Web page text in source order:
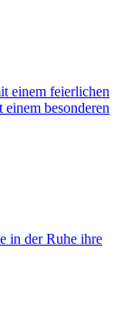
einem feierlichen
besonderen
in der Ruhe ihre